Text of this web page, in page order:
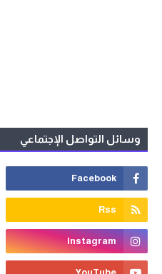
وسائل التواصل الإجتماعي